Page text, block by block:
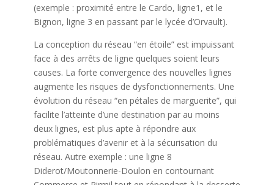
(exemple : proximité entre le Cardo, ligne1, et le
Bignon, ligne 3 en passant par le lycée d’Orvault).
La conception du réseau “en étoile” est impuissant
face à des arrêts de ligne quelques soient leurs
causes. La forte convergence des nouvelles lignes
augmente les risques de dysfonctionnements. Une
évolution du réseau “en pétales de marguerite”, qui
facilite l’atteinte d’une destination par au moins
deux lignes, est plus apte à répondre aux
problématiques d’avenir et à la sécurisation du
réseau. Autre exemple : une ligne 8
Diderot/Moutonnerie-Doulon en contournant